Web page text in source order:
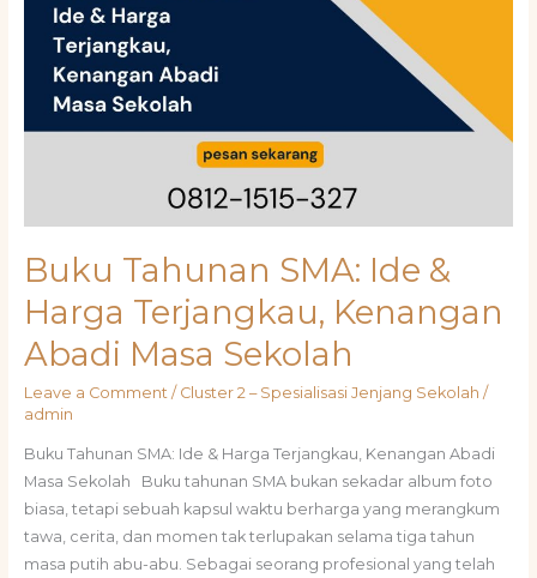
Buku Tahunan SMA: Ide &
Harga Terjangkau, Kenangan
Abadi Masa Sekolah
Leave a Comment / Cluster 2 – Spesialisasi Jenjang Sekolah /
admin
Buku Tahunan SMA: Ide & Harga Terjangkau, Kenangan Abadi
Masa Sekolah Buku tahunan SMA bukan sekadar album foto
biasa, tetapi sebuah kapsul waktu berharga yang merangkum
tawa, cerita, dan momen tak terlupakan selama tiga tahun
masa putih abu-abu. Sebagai seorang profesional yang telah